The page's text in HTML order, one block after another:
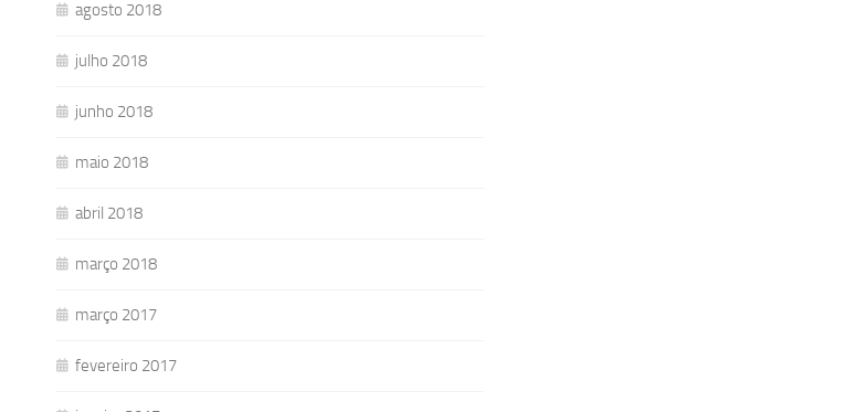
agosto 2018
julho 2018
junho 2018
maio 2018
abril 2018
março 2018
março 2017
fevereiro 2017